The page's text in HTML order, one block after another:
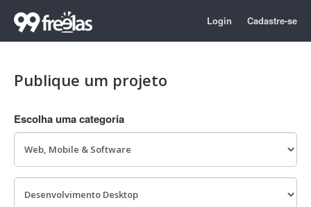
Login Cadastre-se
Publique um projeto
Escolha uma categoria